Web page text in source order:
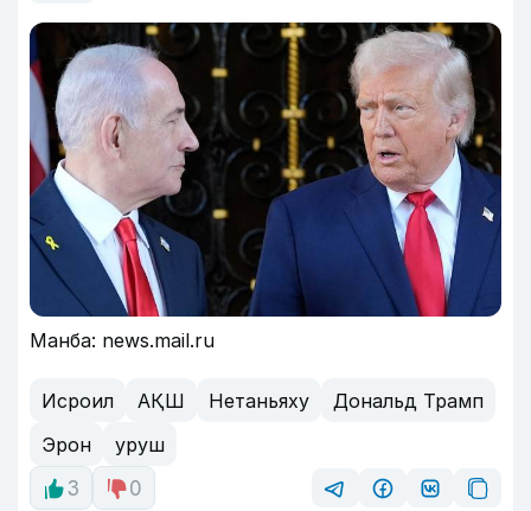
Манба: news.mail.ru
Исроил АҚШ Нетаньяху
Дональд Трамп
Эрон
уруш
3
0